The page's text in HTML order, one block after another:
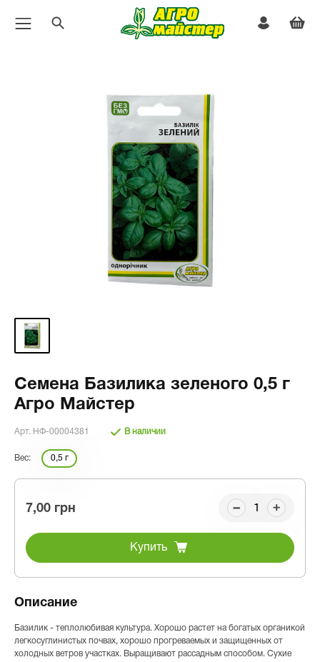
Семена Базилика зеленого 0,5 г
Агро Майстер
Арт. НФ-00004381 В наличии
Вес: 0,5 г
7,00 грн
Купить
Описание
Базилик - теплолюбивая культура. Хорошо растет на богатых органикой
легкосуглинистых почвах, хорошо прогреваемых и защищенных от
холодных ветров участках. Выращивают рассадным способом. Сухие